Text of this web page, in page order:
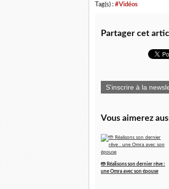
Tag(s) : #Vidéos
Partager cet
S'inscrire à la
Vous aimerez
🤲 Réalisons son dernier rêve :
une Omra avec son épouse